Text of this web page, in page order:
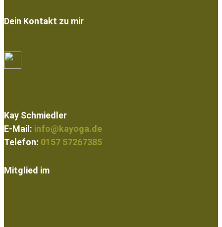
Dein Kontakt zu mir
Kay Schmiedler
E-Mail: info@kayoga.de
Telefon: 0157 57267385
Mitglied im